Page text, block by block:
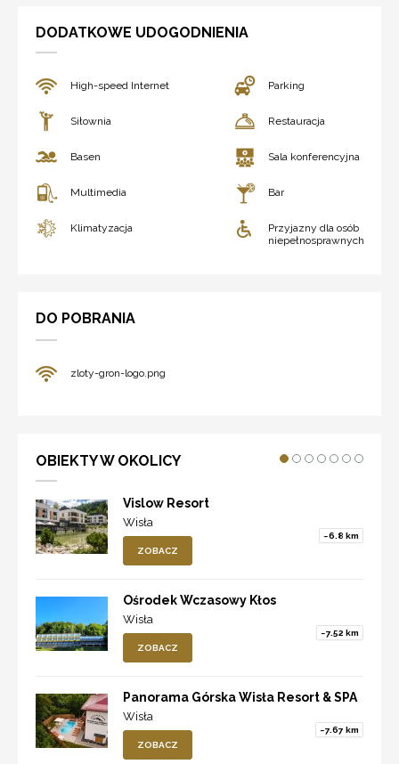
DODATKOWE UDOGODNIENIA
High-speed Internet Parking
Siłownia Restauracja
Basen Sala konferencyjna
Multimedia Bar
Klimatyzacja
Przyjazny dla osób
niepełnosprawnych
DO POBRANIA
zloty-gron-logo.png
OBIEKTY W OKOLICY
Vislow Resort
Wisła
~6.8 km
ZOBACZ
Ośrodek Wczasowy Kłos
Wisła
~7.52 km
ZOBACZ
Panorama Górska Wisła Resort & SPA
Wisła
~7.67 km
ZOBACZ